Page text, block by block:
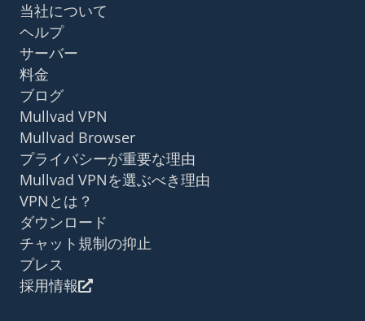
当社について
ヘルプ
サーバー
料金
ブログ
Mullvad VPN
Mullvad Browser
プライバシーが重要な理由
Mullvad VPNを選ぶべき理由
VPNとは？
ダウンロード
チャット規制の抑止
プレス
採用情報